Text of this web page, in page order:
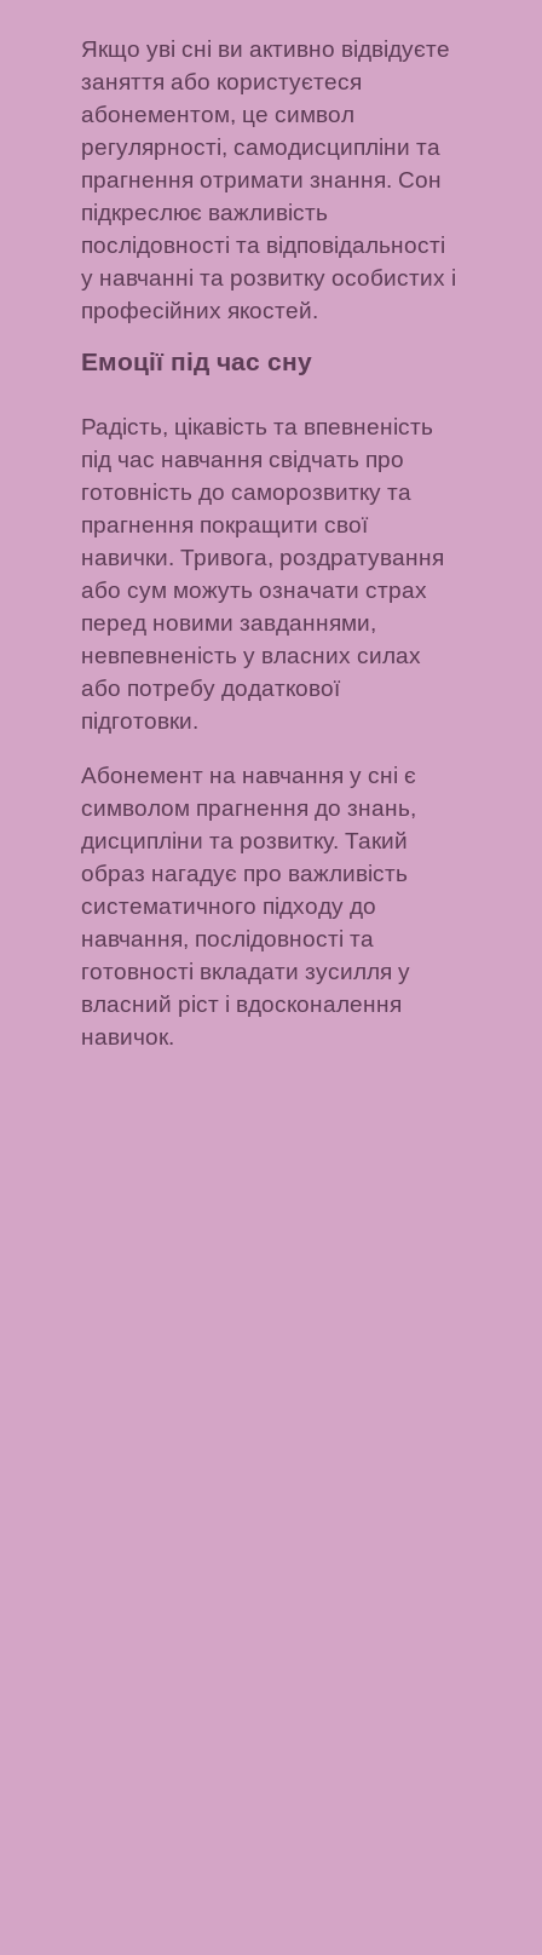
Якщо уві сні ви активно відвідуєте
заняття або користуєтеся
абонементом, це символ
регулярності, самодисципліни та
прагнення отримати знання. Сон
підкреслює важливість
послідовності та відповідальності
у навчанні та розвитку особистих і
професійних якостей.
Емоції під час сну
Радість, цікавість та впевненість
під час навчання свідчать про
готовність до саморозвитку та
прагнення покращити свої
навички. Тривога, роздратування
або сум можуть означати страх
перед новими завданнями,
невпевненість у власних силах
або потребу додаткової
підготовки.
Абонемент на навчання у сні є
символом прагнення до знань,
дисципліни та розвитку. Такий
образ нагадує про важливість
систематичного підходу до
навчання, послідовності та
готовності вкладати зусилля у
власний ріст і вдосконалення
навичок.